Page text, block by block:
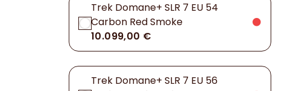
Trek Domane+ SLR 7 EU 54
Carbon Red Smoke
10.099,00 €
Trek Domane+ SLR 7 EU 56